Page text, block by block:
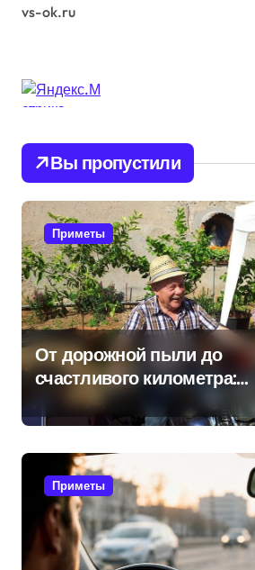
vs-ok.ru
Вы пропустили
Приметы
От дорожной пыли до
счастливого километра:
самые распространенные
приметы мотоциклистов
Приметы